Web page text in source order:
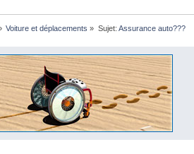
Voiture et déplacements » Sujet: Assurance auto???